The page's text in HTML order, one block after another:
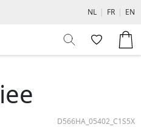
NL | FR | EN
D566HA_05402_C1S5X